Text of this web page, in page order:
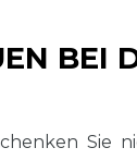
BEI
Sie